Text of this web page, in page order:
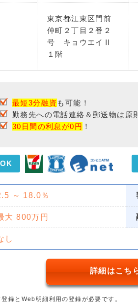
東京都江東区門前
仲町２丁目２番２
号 キョウエイⅡ
１階
最短3分融資 も可能！
勤務先への電話連絡＆郵送物は原
30日間の利息が0円 ！
～ 18.0％
大 800万円
し
詳細はこち
録とWeb明細利用の登録が必要です。